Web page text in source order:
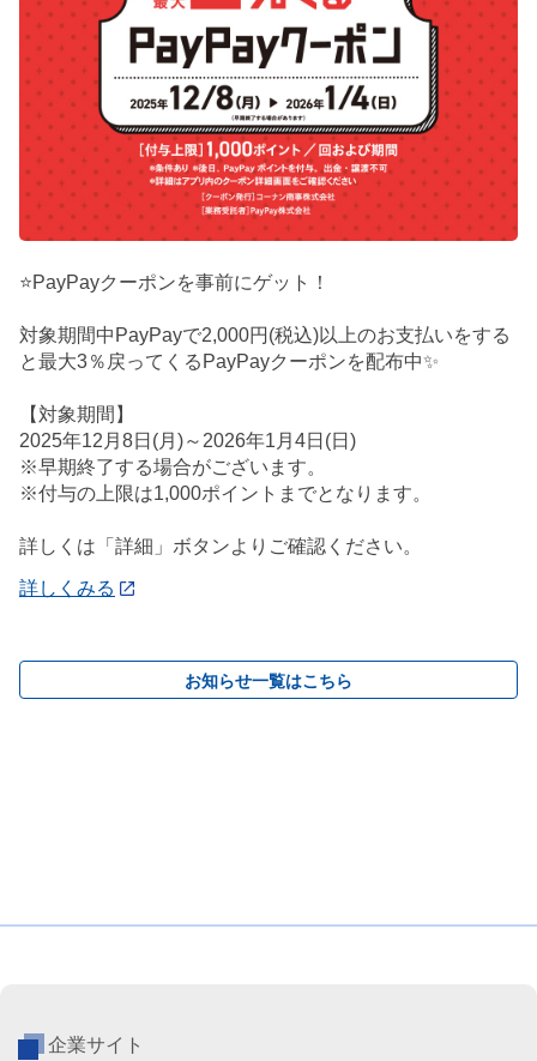
⭐PayPayクーポンを事前にゲット！
対象期間中PayPayで2,000円(税込)以上のお支払いをする
と最大3％戻ってくるPayPayクーポンを配布中✨
【対象期間】
2025年12月8日(月)～2026年1月4日(日)
※早期終了する場合がございます。
※付与の上限は1,000ポイントまでとなります。
詳しくは「詳細」ボタンよりご確認ください。
詳しくみる
お知らせ一覧はこちら
企業サイト